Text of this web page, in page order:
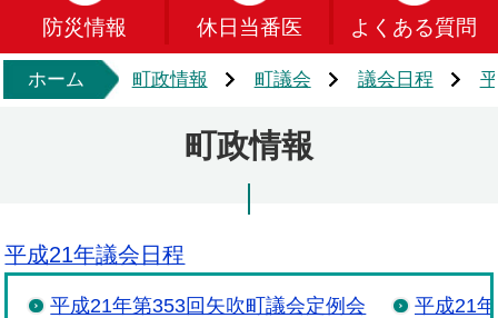
防災情報 休日当番医 よくある質問
ホーム 町政情報 町議会 議会日程
町政情報
平成21年議会日程
平成21年第353回矢吹町議会定例会 平成21